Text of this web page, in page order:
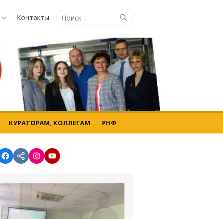
Поиск
Поиск
Контакты
КУРАТОРАМ, КОЛЛЕГАМ РНФ
Facebook
vk.cominstagram.com
YouTube